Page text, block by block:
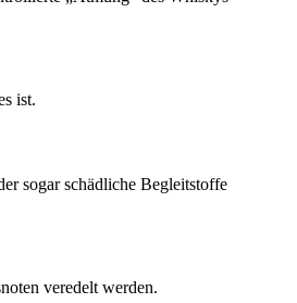
ist.
sogar schädliche Begleitstoffe
veredelt werden.